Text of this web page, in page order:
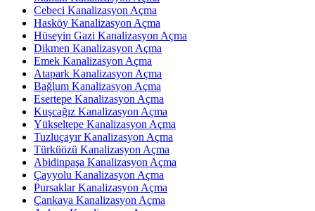
Cebeci Kanalizasyon Açma
Hasköy Kanalizasyon Açma
Hüseyin Gazi Kanalizasyon Açma
Dikmen Kanalizasyon Açma
Emek Kanalizasyon Açma
Atapark Kanalizasyon Açma
Bağlum Kanalizasyon Açma
Esertepe Kanalizasyon Açma
Kuşcağız Kanalizasyon Açma
Yükseltepe Kanalizasyon Açma
Tuzluçayır Kanalizasyon Açma
Türküözü Kanalizasyon Açma
Abidinpaşa Kanalizasyon Açma
Çayyolu Kanalizasyon Açma
Pursaklar Kanalizasyon Açma
Çankaya Kanalizasyon Açma